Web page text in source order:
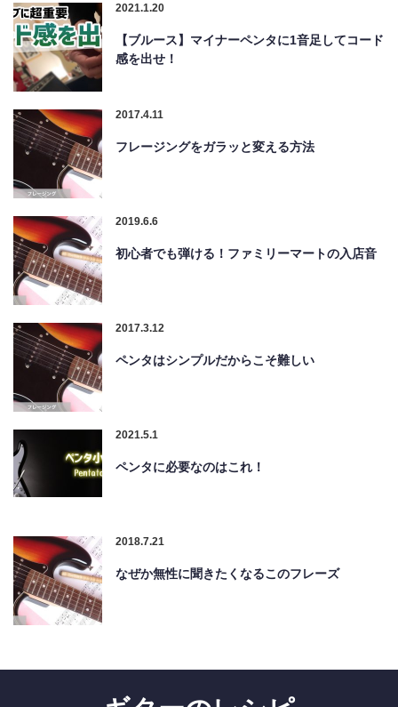
2021.1.20
【ブルース】マイナーペンタに1音足してコード
感を出せ！
2017.4.11
フレージングをガラッと変える方法
2019.6.6
初心者でも弾ける！ファミリーマートの入店音
2017.3.12
ペンタはシンプルだからこそ難しい
2021.5.1
ペンタに必要なのはこれ！
2018.7.21
なぜか無性に聞きたくなるこのフレーズ